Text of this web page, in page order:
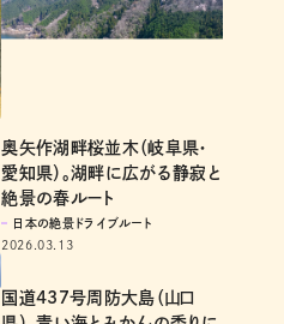
奥矢作湖畔桜並木（岐阜県・
愛知県）。湖畔に広がる静寂と
絶景の春ルート
日本の絶景ドライブルート
2026.03.13
国道437号周防大島（山口